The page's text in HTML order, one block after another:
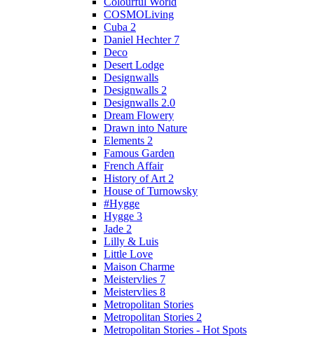
COSMOLiving
Cuba 2
Daniel Hechter 7
Deco
Desert Lodge
Designwalls
Designwalls 2
Designwalls 2.0
Dream Flowery
Drawn into Nature
Elements 2
Famous Garden
French Affair
History of Art 2
House of Turnowsky
#Hygge
Hygge 3
Jade 2
Lilly & Luis
Little Love
Maison Charme
Meistervlies 7
Meistervlies 8
Metropolitan Stories
Metropolitan Stories 2
Metropolitan Stories - Hot Spots